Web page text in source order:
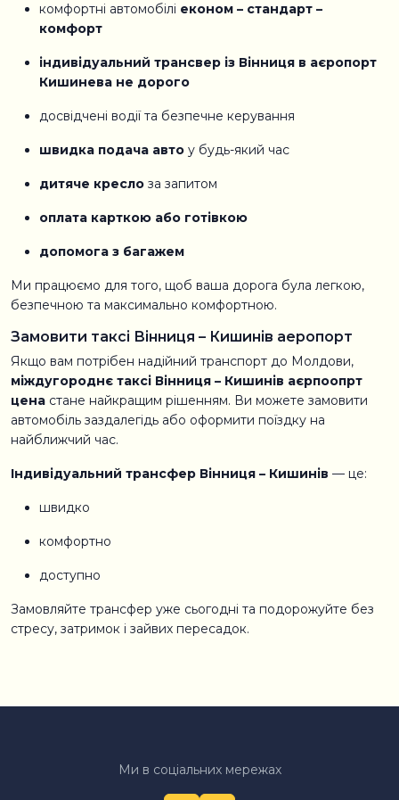
комфортні автомобілі економ – стандарт –
комфорт
індивідуальний трансвер із Вінниця в аєропорт
Кишинева не дорого
досвідчені водії та безпечне керування
швидка подача авто у будь-який час
дитяче кресло за запитом
оплата карткою або готівкою
допомога з багажем
Ми працюємо для того, щоб ваша дорога була легкою,
безпечною та максимально комфортною.
Замовити таксі Вінниця – Кишинів аеропорт
Якщо вам потрібен надійний транспорт до Молдови,
міждугороднє таксі Вінниця – Кишинів аєрпоопрт
цена стане найкращим рішенням. Ви можете замовити
автомобіль заздалегідь або оформити поїздку на
найближчий час.
Індивідуальний трансфер Вінниця – Кишинів — це:
швидко
комфортно
доступно
Замовляйте трансфер уже сьогодні та подорожуйте без
стресу, затримок і зайвих пересадок.
Ми в соціальних мережах